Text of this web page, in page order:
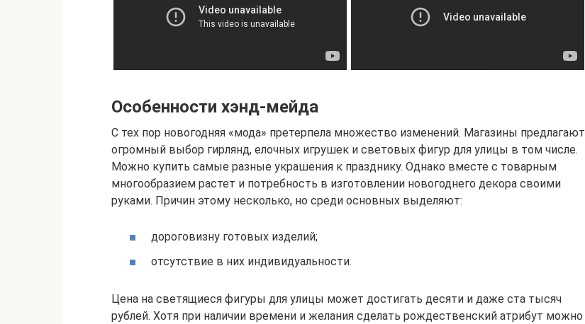
Особенности хэнд-мейда
С тех пор новогодняя «мода» претерпела множество изменений. Магазины предлагают
огромный выбор гирлянд, елочных игрушек и световых фигур для улицы в том числе.
Можно купить самые разные украшения к празднику. Однако вместе с товарным
многообразием растет и потребность в изготовлении новогоднего декора своими
руками. Причин этому несколько, но среди основных выделяют:
дороговизну готовых изделий;
отсутствие в них индивидуальности.
Цена на светящиеся фигуры для улицы может достигать десяти и даже ста тысяч
рублей. Хотя при наличии времени и желания сделать рождественский атрибут можно